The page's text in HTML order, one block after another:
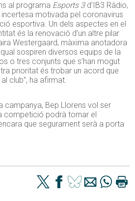
al programa Esports 3d’IB3 Ràdio,
motivada pel coronavirus
esportiva. Un dels aspectes en el
és la renovació d’un altre pilar
Westergaard, màxima anotadora
sospiren diversos equips de la
o tres conjunts que s’han mogut
prioritat és trobar un acord que
club”, ha afirmat.
campanya, Bep Llorens vol ser
competició podrà tornar el
que segurament serà a porta